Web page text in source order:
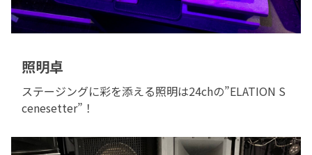
照明卓
ステージングに彩を添える照明は24chの”ELATION S
cenesetter”！